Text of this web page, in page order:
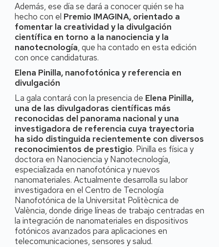
Además, ese día se dará a conocer quién se ha
hecho con el Premio IMAGINA, orientado a
fomentar la creatividad y la divulgación
científica en torno a la nanociencia y la
nanotecnología, que ha contado en esta edición
con once candidaturas.
Elena Pinilla, nanofotónica y referencia en
divulgación
La gala contará con la presencia de Elena Pinilla,
una de las divulgadoras científicas más
reconocidas del panorama nacional y una
investigadora de referencia cuya trayectoria
ha sido distinguida recientemente con diversos
reconocimientos de prestigio. Pinilla es física y
doctora en Nanociencia y Nanotecnología,
especializada en nanofotónica y nuevos
nanomateriales. Actualmente desarrolla su labor
investigadora en el Centro de Tecnología
Nanofotónica de la Universitat Politècnica de
València, donde dirige líneas de trabajo centradas en
la integración de nanomateriales en dispositivos
fotónicos avanzados para aplicaciones en
telecomunicaciones, sensores y salud.